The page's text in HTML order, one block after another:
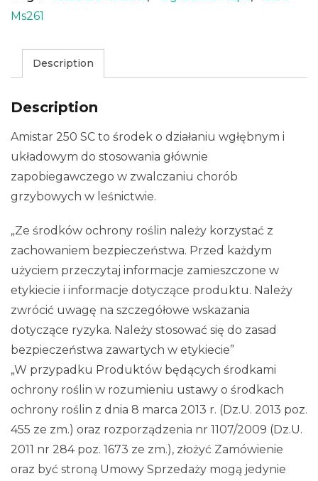
Ms261
Description
Description
Amistar 250 SC to środek o działaniu wgłębnym i
układowym do stosowania głównie
zapobiegawczego w zwalczaniu chorób
grzybowych w leśnictwie.
„Ze środków ochrony roślin należy korzystać z
zachowaniem bezpieczeństwa. Przed każdym
użyciem przeczytaj informacje zamieszczone w
etykiecie i informacje dotyczące produktu. Należy
zwrócić uwagę na szczegółowe wskazania
dotyczące ryzyka. Należy stosować się do zasad
bezpieczeństwa zawartych w etykiecie”
„W przypadku Produktów będących środkami
ochrony roślin w rozumieniu ustawy o środkach
ochrony roślin z dnia 8 marca 2013 r. (Dz.U. 2013 poz.
455 ze zm.) oraz rozporządzenia nr 1107/2009 (Dz.U.
2011 nr 284 poz. 1673 ze zm.), złożyć Zamówienie
oraz być stroną Umowy Sprzedaży mogą jedynie